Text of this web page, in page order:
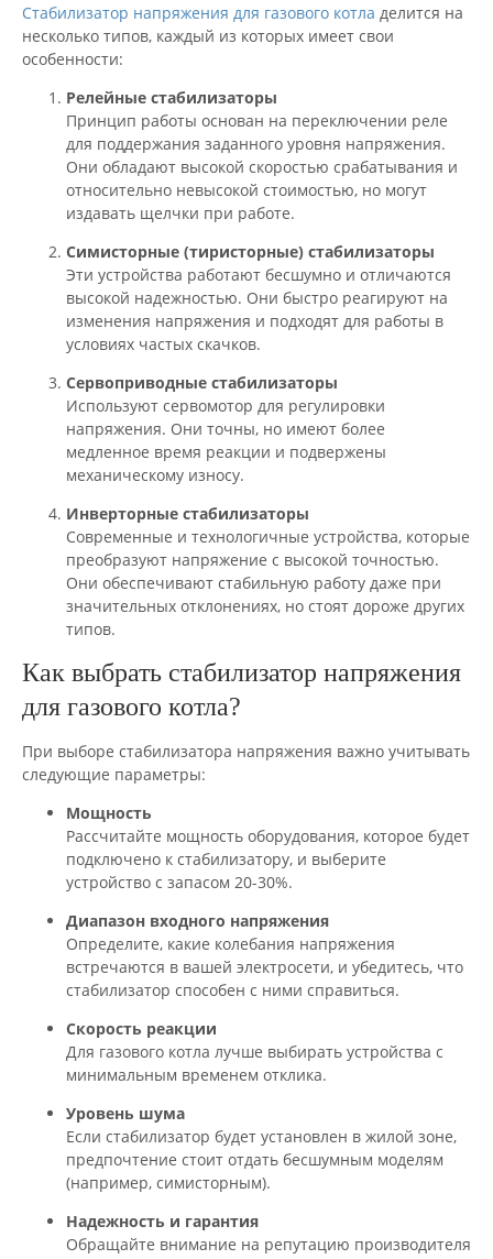
Стабилизатор напряжения для газового котла делится на
несколько типов, каждый из которых имеет свои
особенности:
Релейные стабилизаторы
Принцип работы основан на переключении реле
для поддержания заданного уровня напряжения.
Они обладают высокой скоростью срабатывания и
относительно невысокой стоимостью, но могут
издавать щелчки при работе.
Симисторные (тиристорные) стабилизаторы
Эти устройства работают бесшумно и отличаются
высокой надежностью. Они быстро реагируют на
изменения напряжения и подходят для работы в
условиях частых скачков.
Сервоприводные стабилизаторы
Используют сервомотор для регулировки
напряжения. Они точны, но имеют более
медленное время реакции и подвержены
механическому износу.
Инверторные стабилизаторы
Современные и технологичные устройства, которые
преобразуют напряжение с высокой точностью.
Они обеспечивают стабильную работу даже при
значительных отклонениях, но стоят дороже других
типов.
Как выбрать стабилизатор напряжения
для газового котла?
При выборе стабилизатора напряжения важно учитывать
следующие параметры:
Мощность
Рассчитайте мощность оборудования, которое будет
подключено к стабилизатору, и выберите
устройство с запасом 20-30%.
Диапазон входного напряжения
Определите, какие колебания напряжения
встречаются в вашей электросети, и убедитесь, что
стабилизатор способен с ними справиться.
Скорость реакции
Для газового котла лучше выбирать устройства с
минимальным временем отклика.
Уровень шума
Если стабилизатор будет установлен в жилой зоне,
предпочтение стоит отдать бесшумным моделям
(например, симисторным).
Надежность и гарантия
Обращайте внимание на репутацию производителя